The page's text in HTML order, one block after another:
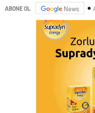
ABONE OL News